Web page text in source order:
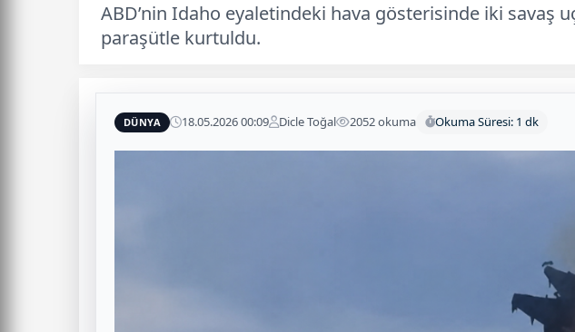
ABD’nin Idaho eyaletindeki hava gösterisinde iki savaş
paraşütle kurtuldu.
DÜNYA 18.05.2026 00:09 Dicle Toğal 2052 okuma Okuma Süresi: 1 dk